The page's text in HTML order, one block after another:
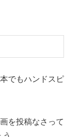
でもハンドスピ
を投稿なさって